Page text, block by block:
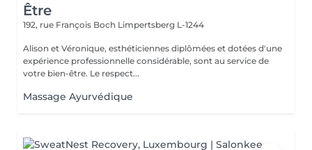
Être
192, rue François Boch Limpertsberg L-1244
Alison et Véronique, esthéticiennes diplômées et dotées d'une
expérience professionnelle considérable, sont au service de
votre bien-être. Le respect...
Massage Ayurvédique